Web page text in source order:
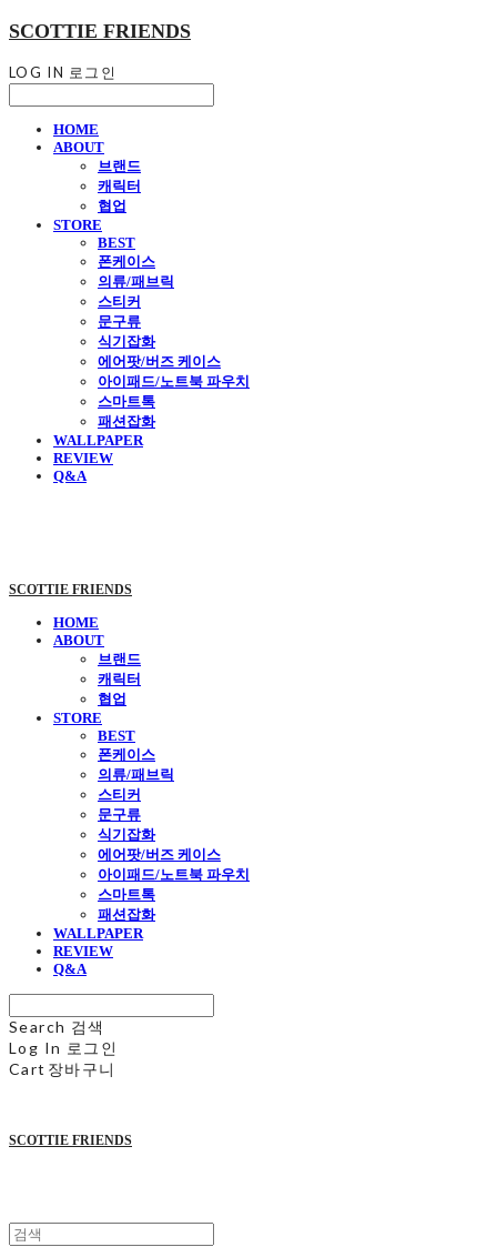
SCOTTIE FRIENDS
LOG IN 로그인
HOME
ABOUT
브랜드
캐릭터
협업
STORE
BEST
폰케이스
의류/패브릭
스티커
문구류
식기잡화
에어팟/버즈 케이스
아이패드/노트북 파우치
스마트톡
패션잡화
WALLPAPER
REVIEW
Q&A
SCOTTIE FRIENDS
HOME
ABOUT
브랜드
캐릭터
협업
STORE
BEST
폰케이스
의류/패브릭
스티커
문구류
식기잡화
에어팟/버즈 케이스
아이패드/노트북 파우치
스마트톡
패션잡화
WALLPAPER
REVIEW
Q&A
Search 검색
Log In 로그인
Cart 장바구니
SCOTTIE FRIENDS